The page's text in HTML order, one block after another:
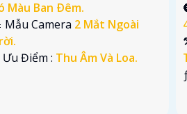
Màu Ban Ðêm.
Mẫu Camera 2 Mắt Ngoài
Điểm : Thu Âm Và Loa.